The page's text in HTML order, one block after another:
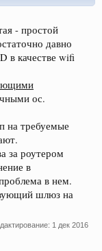
- простой
давно
в качестве wifi
ос.
на требуемые
за роутером
в
в нем.
шлюз на
1 дек 2016